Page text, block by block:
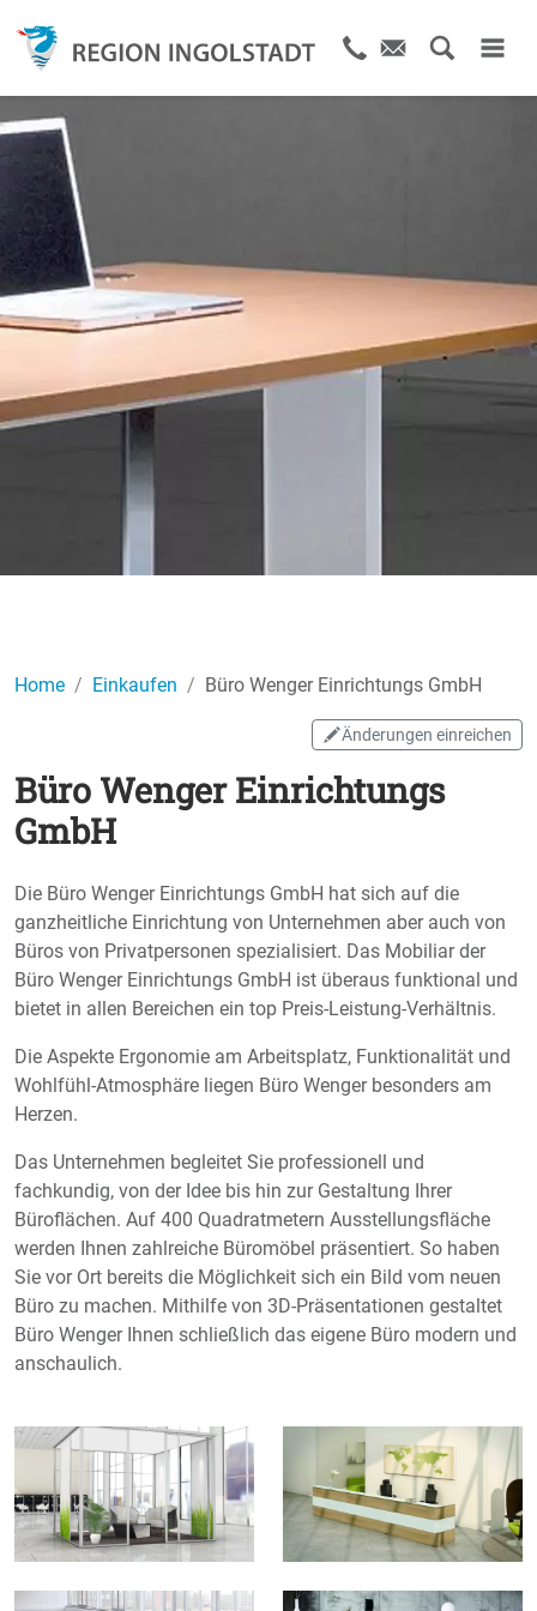
Home Einkaufen Büro Wenger Einrichtungs GmbH
Änderungen einreichen
Büro Wenger Einrichtungs
GmbH
Die Büro Wenger Einrichtungs GmbH hat sich auf die
ganzheitliche Einrichtung von Unternehmen aber auch von
Büros von Privatpersonen spezialisiert. Das Mobiliar der
Büro Wenger Einrichtungs GmbH ist überaus funktional und
bietet in allen Bereichen ein top Preis-Leistung-Verhältnis.
Die Aspekte Ergonomie am Arbeitsplatz, Funktionalität und
Wohlfühl-Atmosphäre liegen Büro Wenger besonders am
Herzen.
Das Unternehmen begleitet Sie professionell und
fachkundig, von der Idee bis hin zur Gestaltung Ihrer
Büroflächen. Auf 400 Quadratmetern Ausstellungsfläche
werden Ihnen zahlreiche Büromöbel präsentiert. So haben
Sie vor Ort bereits die Möglichkeit sich ein Bild vom neuen
Büro zu machen. Mithilfe von 3D-Präsentationen gestaltet
Büro Wenger Ihnen schließlich das eigene Büro modern und
anschaulich.